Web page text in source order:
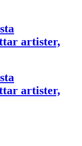
artister,
artister,